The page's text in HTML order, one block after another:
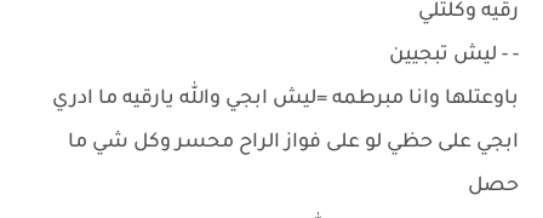
رقيه وكلتلي
- - ليش تبجيين
باوعتلها وانا مبرطمه =ليش ابجي والله يارقيه ما ادري
ابجي على حظي لو على فواز الراح محسر وكل شي ما
حصل